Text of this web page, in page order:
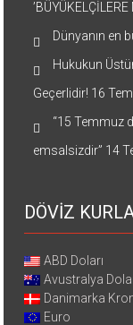
Dünyanın en
Hukukun
Geçerlidir! 16
“15 Temmuz
emsalsizdir” 14
DÖVİZ
ABD Doları
Avustralya
Danimarka
Euro